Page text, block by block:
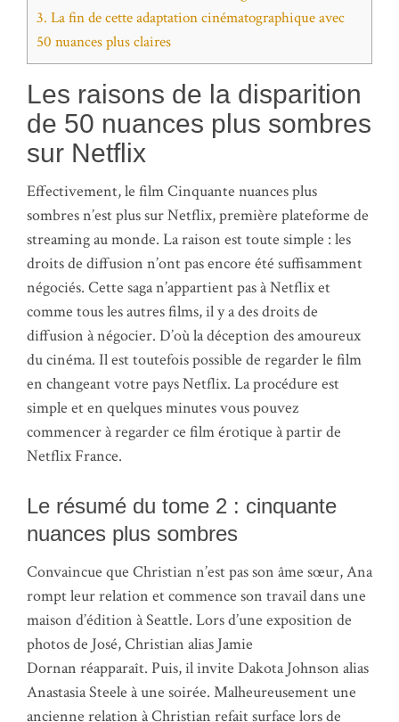
3. La fin de cette adaptation cinématographique avec
50 nuances plus claires
Les raisons de la disparition
de 50 nuances plus sombres
sur Netflix
Effectivement, le film Cinquante nuances plus
sombres n’est plus sur Netflix, première plateforme de
streaming au monde. La raison est toute simple : les
droits de diffusion n’ont pas encore été suffisamment
négociés. Cette saga n’appartient pas à Netflix et
comme tous les autres films, il y a des droits de
diffusion à négocier. D’où la déception des amoureux
du cinéma. Il est toutefois possible de regarder le film
en changeant votre pays Netflix. La procédure est
simple et en quelques minutes vous pouvez
commencer à regarder ce film érotique à partir de
Netflix France.
Le résumé du tome 2 : cinquante
nuances plus sombres
Convaincue que Christian n’est pas son âme sœur, Ana
rompt leur relation et commence son travail dans une
maison d’édition à Seattle. Lors d’une exposition de
photos de José, Christian alias Jamie
Dornan réapparaît. Puis, il invite Dakota Johnson alias
Anastasia Steele à une soirée. Malheureusement une
ancienne relation à Christian refait surface lors de